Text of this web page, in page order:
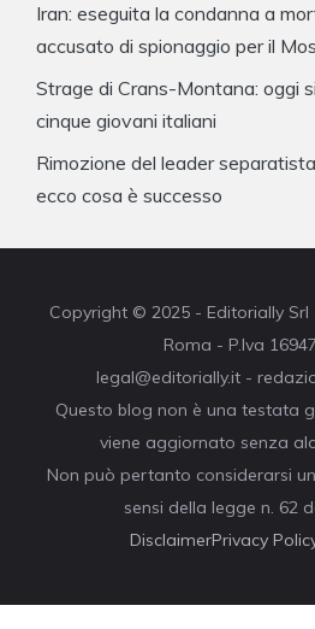
Iran: eseguita la condanna a
accusato di spionaggio per il
Strage di Crans-Montana: oggi
cinque giovani italiani
Rimozione del leader
ecco cosa è successo
Copyright © 2025 - Editorially Srl
Roma - P.Iva
legal@editorially.it -
Questo blog non è una testata
viene aggiornato senza
Non può pertanto considerarsi
sensi della legge n. 62
DisclaimerPrivacy